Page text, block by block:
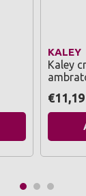
KALEY
Kaley
€11,19